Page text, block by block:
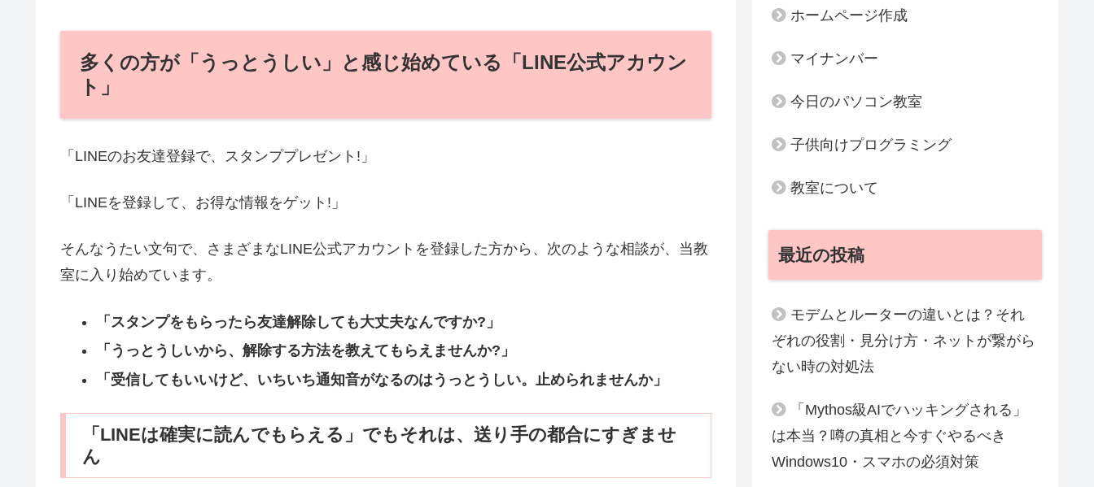
多くの方が「うっとうしい」と感じ始めている「LINE公式アカウン
ト」
「LINEのお友達登録で、スタンププレゼント!」
「LINEを登録して、お得な情報をゲット!」
そんなうたい文句で、さまざまなLINE公式アカウントを登録した方から、次のような相談が、当教
室に入り始めています。
「スタンプをもらったら友達解除しても大丈夫なんですか?」
「うっとうしいから、解除する方法を教えてもらえませんか?」
「受信してもいいけど、いちいち通知音がなるのはうっとうしい。止められませんか」
「LINEは確実に読んでもらえる」でもそれは、送り手の都合にすぎませ
ん
ホームページ作成
マイナンバー
今日のパソコン教室
子供向けプログラミング
教室について
最近の投稿
モデムとルーターの違いとは？それ
ぞれの役割・見分け方・ネットが繋がら
ない時の対処法
「Mythos級AIでハッキングされる」
は本当？噂の真相と今すぐやるべき
Windows10・スマホの必須対策